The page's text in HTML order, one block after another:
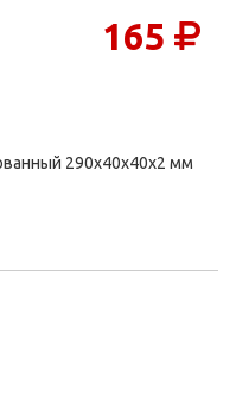
165
290х40х40х2 мм